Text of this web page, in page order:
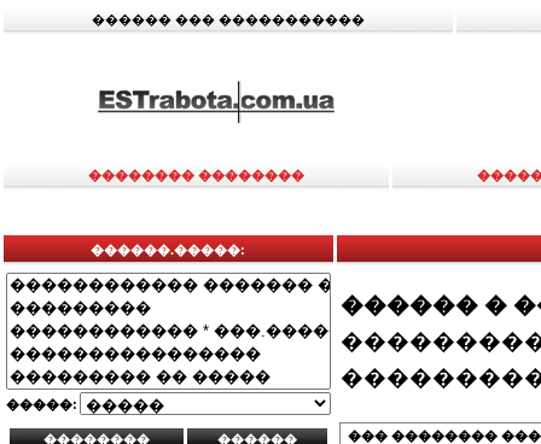
������ ��� �����������
�������� ��������
������.�����:
�����:
������ �
��� ��������